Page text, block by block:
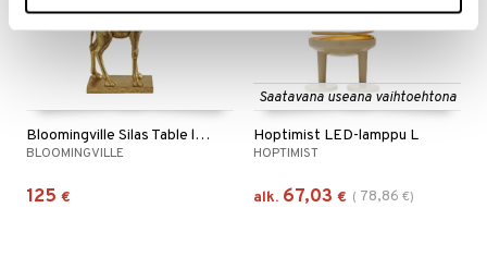
Bloomingville Silas Table lamp
BLOOMINGVILLE
125 €
Saatavana useana vaihtoehtona
Hoptimist LED-lamppu L
HOPTIMIST
alk. 67,03 € ( 78,86 €)